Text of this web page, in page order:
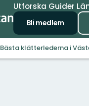
Utforska Guider
Bli medlem
Bästa klätterlederna i